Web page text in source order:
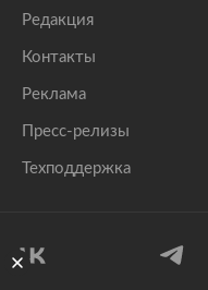
Редакция
Контакты
Реклама
Пресс-релизы
Техподдержка